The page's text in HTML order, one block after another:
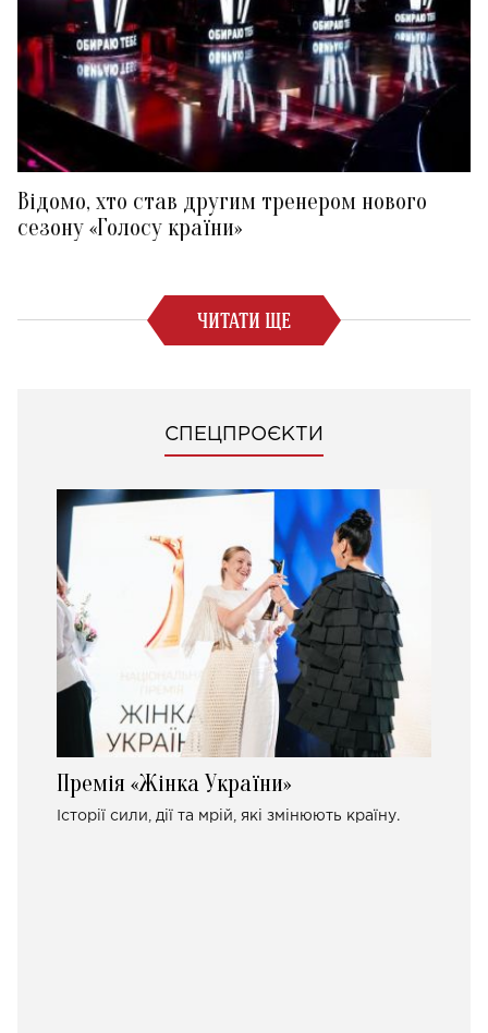
Відомо, хто став другим тренером нового
сезону «Голосу країни»
ЧИТАТИ ЩЕ
СПЕЦПРОЄКТИ
Премія «Жінка України»
Історії сили, дії та мрій, які змінюють країну.